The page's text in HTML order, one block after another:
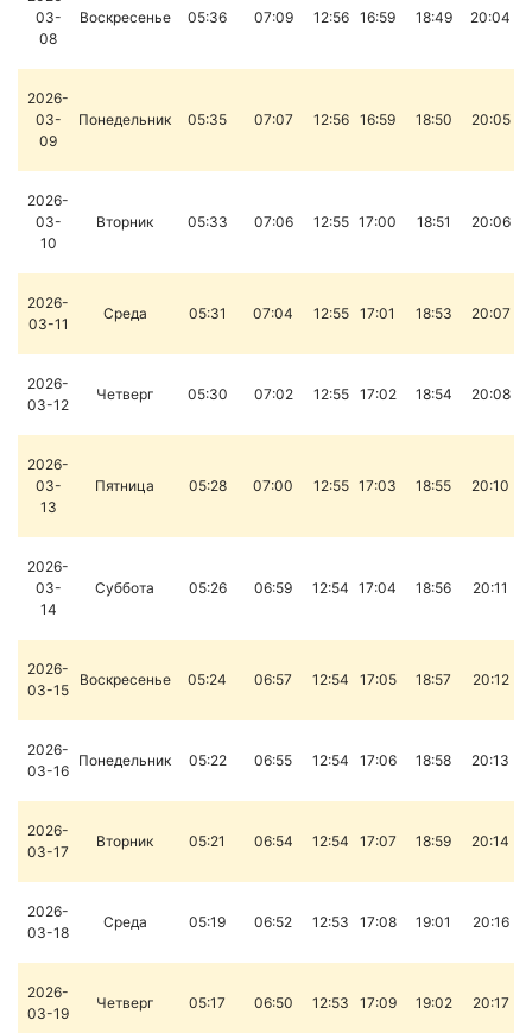
03-
08
Воскресенье 05:36 07:09 12:56 16:59 18:49 20:04
2026-
03-
09
Понедельник 05:35 07:07 12:56 16:59 18:50 20:05
2026-
03-
10
Вторник 05:33 07:06 12:55 17:00 18:51 20:06
2026-
03-11
Среда 05:31 07:04 12:55 17:01 18:53 20:07
2026-
03-12
Четверг 05:30 07:02 12:55 17:02 18:54 20:08
2026-
03-
13
Пятница 05:28 07:00 12:55 17:03 18:55 20:10
2026-
03-
14
Суббота 05:26 06:59 12:54 17:04 18:56 20:11
2026-
03-15
Воскресенье 05:24 06:57 12:54 17:05 18:57 20:12
2026-
03-16
Понедельник 05:22 06:55 12:54 17:06 18:58 20:13
2026-
03-17
Вторник 05:21 06:54 12:54 17:07 18:59 20:14
2026-
03-18
Среда 05:19 06:52 12:53 17:08 19:01 20:16
2026-
03-19
Четверг 05:17 06:50 12:53 17:09 19:02 20:17